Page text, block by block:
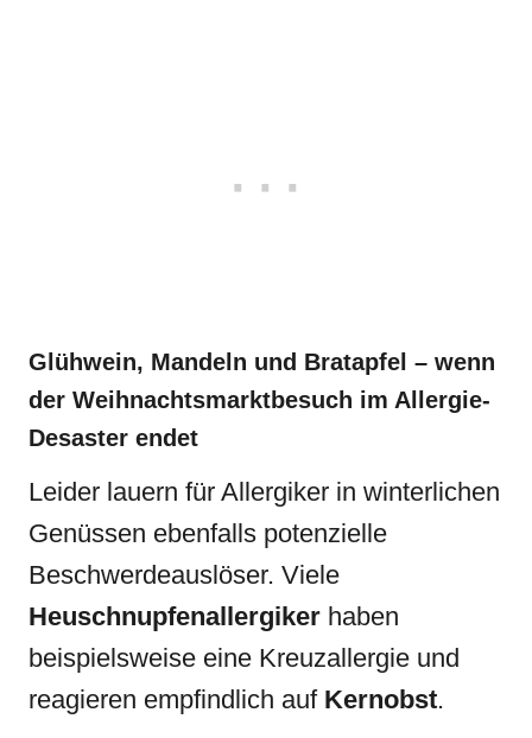
Glühwein, Mandeln und Bratapfel – wenn
der Weihnachtsmarktbesuch im Allergie-
Desaster endet
Leider lauern für Allergiker in winterlichen
Genüssen ebenfalls potenzielle
Beschwerdeauslöser. Viele
Heuschnupfenallergiker haben
beispielsweise eine Kreuzallergie und
reagieren empfindlich auf Kernobst.